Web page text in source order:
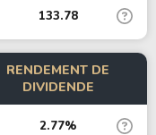
133.78
RENDEMENT DE
DIVIDENDE
2.77%